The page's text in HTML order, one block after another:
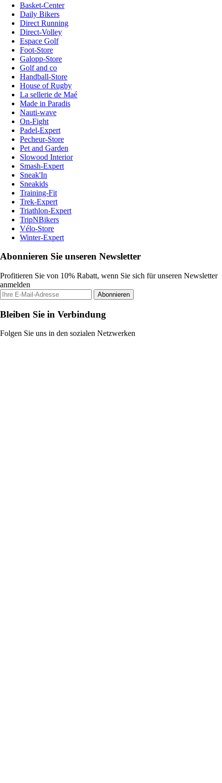
Basket-Center
Daily Bikers
Direct Running
Direct-Volley
Espace Golf
Foot-Store
Galopp-Store
Golf and co
Handball-Store
House of Rugby
La sellerie de Maé
Made in Paradis
Nauti-wave
On-Fight
Padel-Expert
Pecheur-Store
Pet and Garden
Slowood Interior
Smash-Expert
Sneak'In
Sneakids
Training-Fit
Trek-Expert
Triathlon-Expert
TripNBikers
Vélo-Store
Winter-Expert
Abonnieren Sie unseren Newsletter
Profitieren Sie von 10% Rabatt, wenn Sie sich für unseren Newsletter
anmelden
Abonnieren
Bleiben Sie in Verbindung
Folgen Sie uns in den sozialen Netzwerken